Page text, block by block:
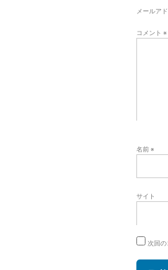
メールア
コメント※
名前※
サイト
次回の